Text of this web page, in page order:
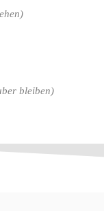
bleiben)